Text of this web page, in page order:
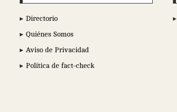
Directorio
Quiénes Somos
Aviso de Privacidad
Política de fact-check